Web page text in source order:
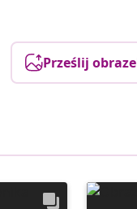
Prześlij